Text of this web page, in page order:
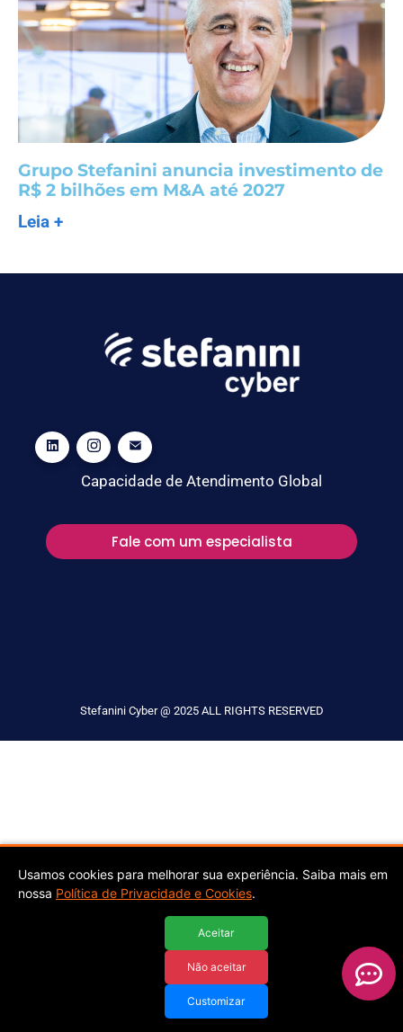
Grupo Stefanini anuncia investimento de
R$ 2 bilhões em M&A até 2027
Leia +
Capacidade de Atendimento Global
Fale com um especialista
Usamos cookies para melhorar sua experiência. Saiba mais em
nossa Política de Privacidade e Cookies.
Aceitar
Não aceitar
Customizar
Stefanini Cyber @ 2025 ALL RIGHTS RESERVED